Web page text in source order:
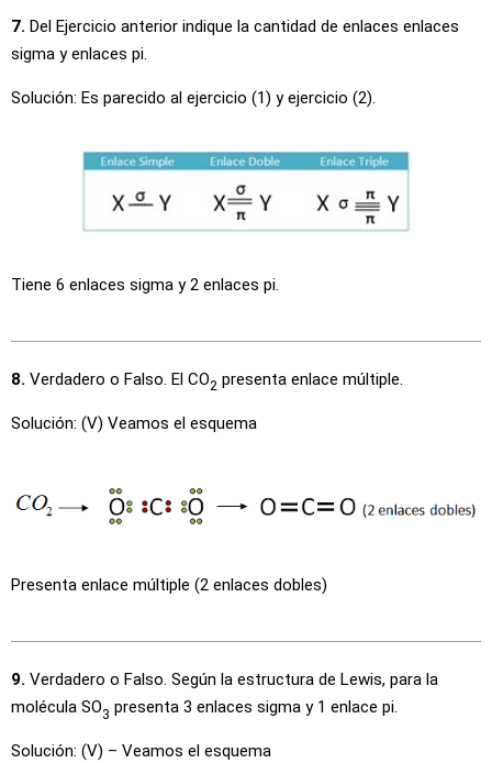
7. Del Ejercicio anterior indique la cantidad de enlaces enlaces
sigma y enlaces pi.
Solución: Es parecido al ejercicio (1) y ejercicio (2).
Tiene 6 enlaces sigma y 2 enlaces pi.
8. Verdadero o Falso. El CO2 presenta enlace múltiple.
Solución: (V) Veamos el esquema
Presenta enlace múltiple (2 enlaces dobles)
9. Verdadero o Falso. Según la estructura de Lewis, para la
molécula SO3 presenta 3 enlaces sigma y 1 enlace pi.
Solución: (V) – Veamos el esquema